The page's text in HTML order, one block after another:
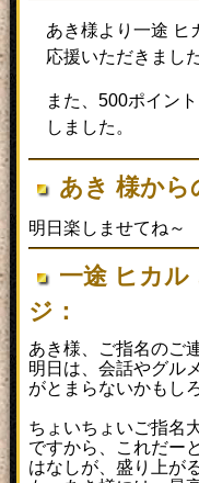
あき様より一途 ヒ
応援いただきまし
また、500ポイン
しました。
あき 様から
明日楽しませてね～
一途 ヒカル
ジ：
あき様、ご指名のご
明日は、会話やグル
がとまらないかもし
ちょいちょいご指名
ですから、これだー
はなしが、盛り上が